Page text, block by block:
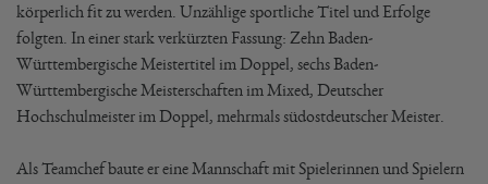
körperlich fit zu werden. Unzählige sportliche Titel und Erfolge
folgten. In einer stark verkürzten Fassung: Zehn Baden-
Württembergische Meistertitel im Doppel, sechs Baden-
Württembergische Meisterschaften im Mixed, Deutscher
Hochschulmeister im Doppel, mehrmals südostdeutscher Meister.
Als Teamchef baute er eine Mannschaft mit Spielerinnen und Spielern